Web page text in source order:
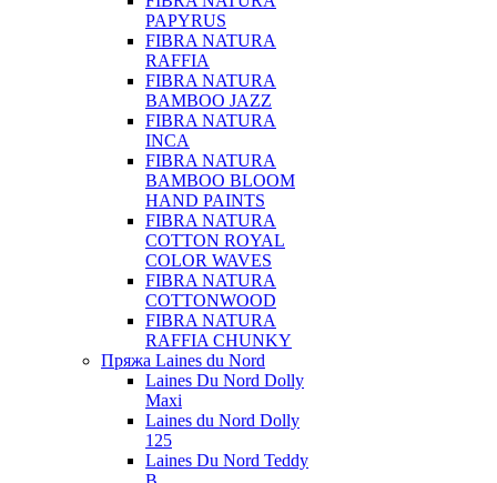
PAPYRUS
FIBRA NATURA
RAFFIA
FIBRA NATURA
BAMBOO JAZZ
FIBRA NATURA
INCA
FIBRA NATURA
BAMBOO BLOOM
HAND PAINTS
FIBRA NATURA
COTTON ROYAL
COLOR WAVES
FIBRA NATURA
COTTONWOOD
FIBRA NATURA
RAFFIA CHUNKY
Пряжа Laines du Nord
Laines Du Nord Dolly
Maxi
Laines du Nord Dolly
125
Laines Du Nord Teddy